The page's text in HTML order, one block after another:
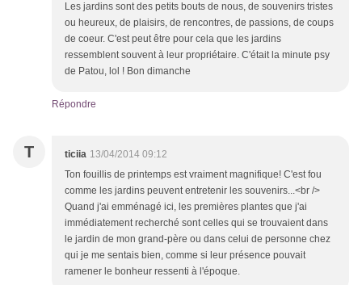
Les jardins sont des petits bouts de nous, de souvenirs tristes
ou heureux, de plaisirs, de rencontres, de passions, de coups
de coeur. C'est peut être pour cela que les jardins
ressemblent souvent à leur propriétaire. C'était la minute psy
de Patou, lol ! Bon dimanche
Répondre
T ticiia 13/04/2014 09:12
Ton fouillis de printemps est vraiment magnifique! C'est fou
comme les jardins peuvent entretenir les souvenirs...<br />
Quand j'ai emménagé ici, les premières plantes que j'ai
immédiatement recherché sont celles qui se trouvaient dans
le jardin de mon grand-père ou dans celui de personne chez
qui je me sentais bien, comme si leur présence pouvait
ramener le bonheur ressenti à l'époque.